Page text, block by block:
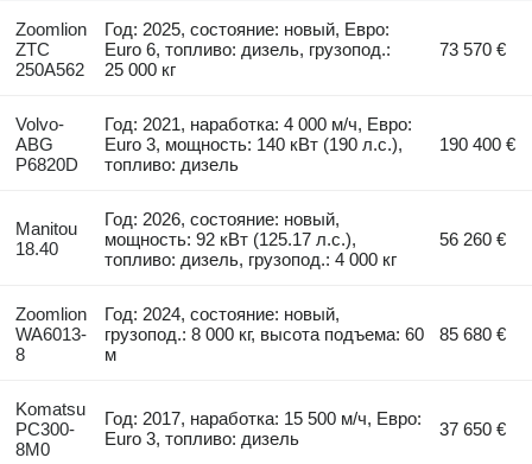
Zoomlion
ZTC
250A562
Год: 2025, состояние: новый, Евро:
Euro 6, топливо: дизель, грузопод.:
25 000 кг
73 570 €
Volvo-
ABG
P6820D
Год: 2021, наработка: 4 000 м/ч, Евро:
Euro 3, мощность: 140 кВт (190 л.с.),
топливо: дизель
190 400 €
Manitou
18.40
Год: 2026, состояние: новый,
мощность: 92 кВт (125.17 л.с.),
топливо: дизель, грузопод.: 4 000 кг
56 260 €
Zoomlion
WA6013-
8
Год: 2024, состояние: новый,
грузопод.: 8 000 кг, высота подъема: 60
м
85 680 €
Komatsu
PC300-
8M0
Год: 2017, наработка: 15 500 м/ч, Евро:
Euro 3, топливо: дизель
37 650 €